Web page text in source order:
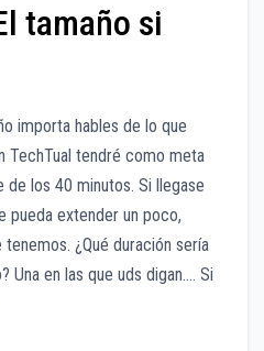
tamaño si
importa hables de lo que
TechTual tendré como meta
de los 40 minutos. Si llegase
pueda extender un poco,
¿Qué duración sería
Una en las que uds digan…. Si